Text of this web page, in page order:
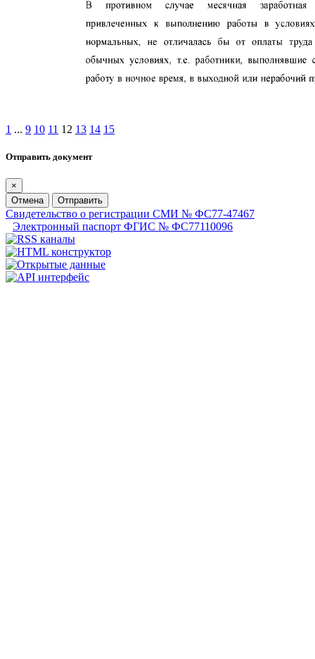
1 ... 9 10 11 12 13 14 15
Отправить документ
×
Отмена
Отправить
Свидетельство о регистрации СМИ № ФС77-47467
Электронный паспорт ФГИС № ФС77110096